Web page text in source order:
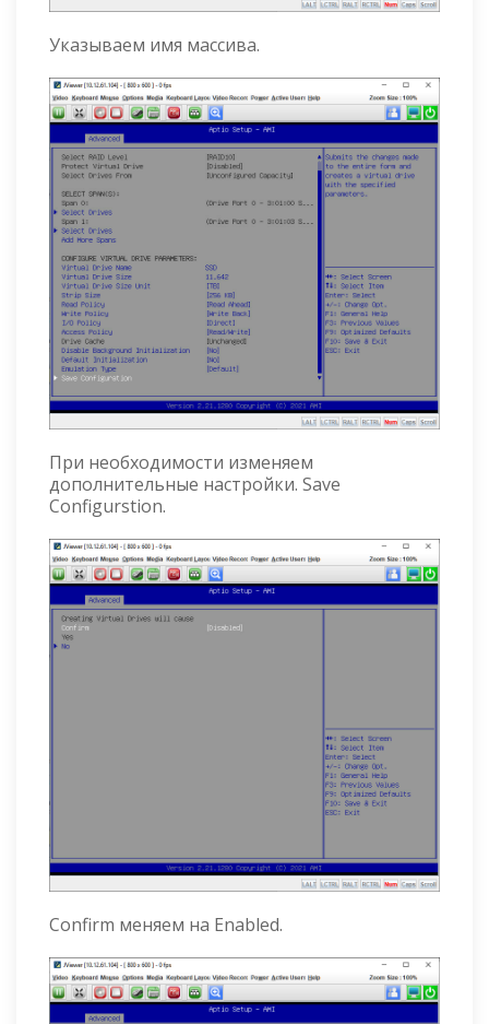
Указываем имя массива.
При необходимости изменяем
дополнительные настройки. Save
Configurstion.
Confirm меняем на Enabled.